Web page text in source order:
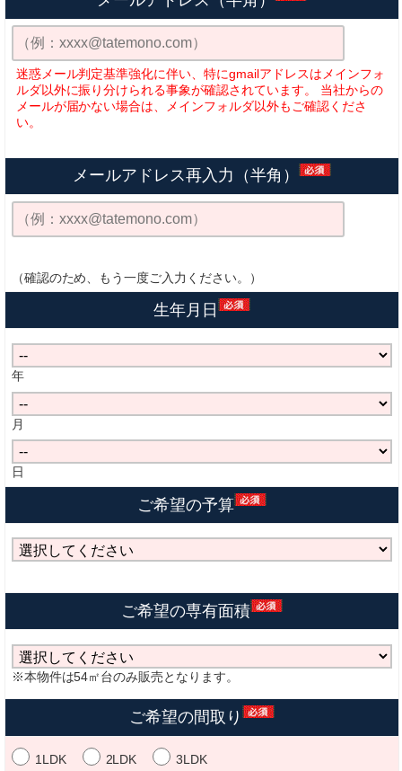
迷惑メール判定基準強化に伴い、特にgmailアドレスはメインフォ
ルダ以外に振り分けられる事象が確認されています。 当社からの
メールが届かない場合は、メインフォルダ以外もご確認くださ
い。
メールアドレス再入力（半角）
（確認のため、もう一度ご入力ください。）
生年月日
年
月
日
ご希望の予算
ご希望の専有面積
※本物件は54㎡台のみ販売となります。
ご希望の間取り
1LDK 2LDK
3LDK